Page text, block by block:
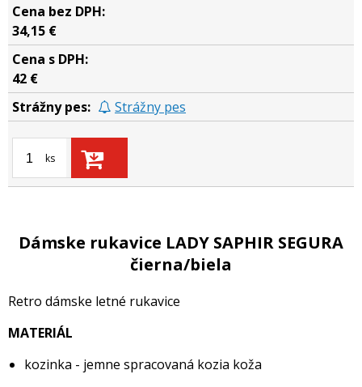
34,15 €
42 €
Strážny pes
ks
Dámske rukavice LADY SAPHIR SEGURA
čierna/biela
Retro dámske letné rukavice
MATERIÁL
kozinka - jemne spracovaná kozia koža